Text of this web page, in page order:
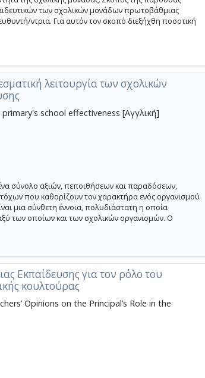
των σχολικών μονάδων πρωτοβάθμιας
ντρια. Για αυτόν τον σκοπό διεξήχθη ποσοτική
λειτουργία των σχολικών
school effectiveness [Αγγλική]
σύνολο αξιών, πεποιθήσεων και παραδόσεων,
που καθορίζουν τον χαρακτήρα ενός οργανισμού
μια σύνθετη έννοια, πολυδιάστατη η οποία
των οποίων και των σχολικών οργανισμών. Ο
Εκπαίδευσης για τον ρόλο του
κουλτούρας
Opinions on the Principal’s Role in the